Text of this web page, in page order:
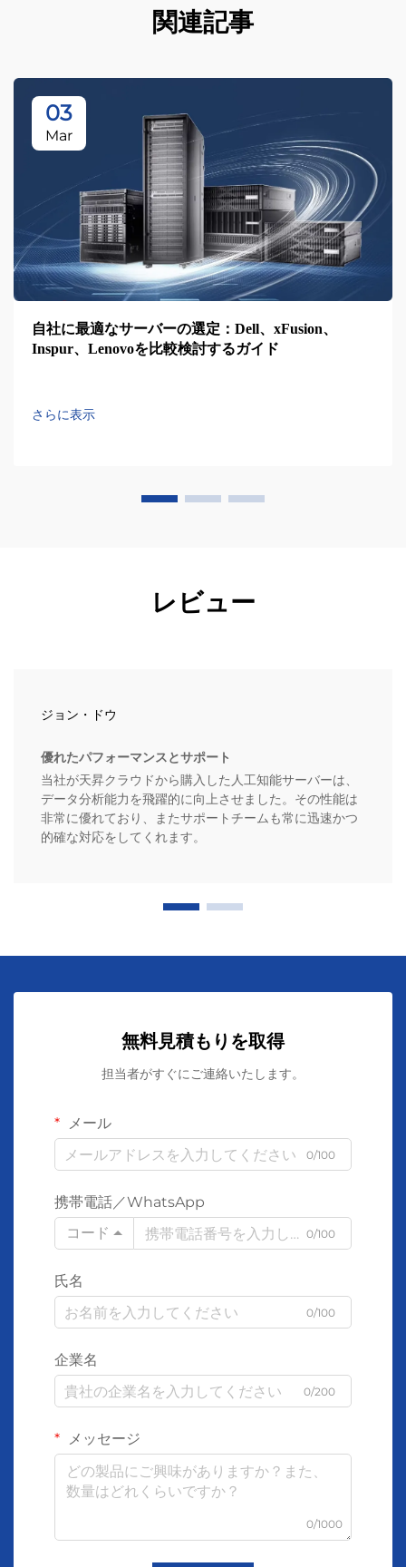
関連記事
03
Mar
自社に最適なサーバーの選定：Dell、xFusion、
Inspur、Lenovoを比較検討するガイド
さらに表示
レビュー
ジョン・ドウ
優れたパフォーマンスとサポート
当社が天昇クラウドから購入した人工知能サーバーは、
データ分析能力を飛躍的に向上させました。その性能は
非常に優れており、またサポートチームも常に迅速かつ
的確な対応をしてくれます。
無料見積もりを取得
担当者がすぐにご連絡いたします。
メール
0/100
携帯電話／WhatsApp
コード
0/100
氏名
0/100
企業名
0/200
メッセージ
0/1000